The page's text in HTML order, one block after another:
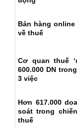
Bán hàng
về thuế
Cơ quan thuế ‘dọn rác dữ liệu’: Hơn
600.000 DN
3 việc
Hơn 617.000
soát trong
thuế